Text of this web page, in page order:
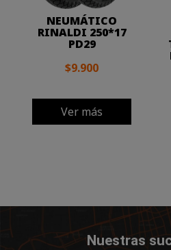
NEUMÁTICO
RINALDI 250*17
PD29
$9.900
Ver más
Nuestras